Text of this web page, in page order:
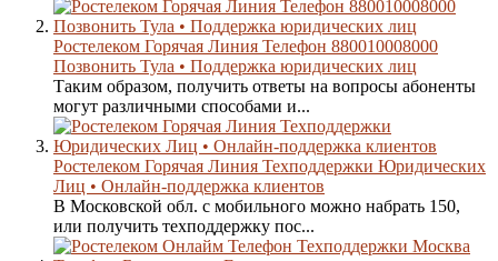
Ростелеком Горячая Линия Телефон 880010008000
Позвонить Тула • Поддержка юридических лиц
Таким образом, получить ответы на вопросы абоненты
могут различными способами и...
Ростелеком Горячая Линия Техподдержки Юридических
Лиц • Онлайн-поддержка клиентов
В Московской обл. с мобильного можно набрать 150,
или получить техподдержку пос...